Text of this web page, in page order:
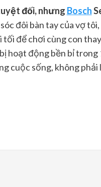
đối, nhưng Bosch
đôi bàn tay của vợ
để chơi cùng con
hoạt động bền bỉ
cuộc sống, không phải